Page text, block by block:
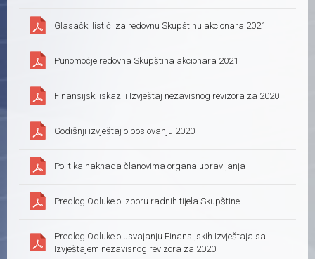
Glasački listići za redovnu Skupštinu akcionara 2021
Punomoćje redovna Skupština akcionara 2021
Finansijski iskazi i Izvještaj nezavisnog revizora za 2020
Godišnji izvještaj o poslovanju 2020
Politika naknada članovima organa upravljanja
Predlog Odluke o izboru radnih tijela Skupštine
Predlog Odluke o usvajanju Finansijskih Izvještaja sa
Izvještajem nezavisnog revizora za 2020